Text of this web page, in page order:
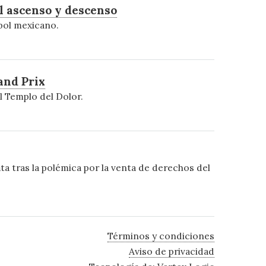
y descenso
mexicano.
Prix
del Dolor.
tras la polémica por la venta de derechos del
Términos y condiciones
Aviso de privacidad